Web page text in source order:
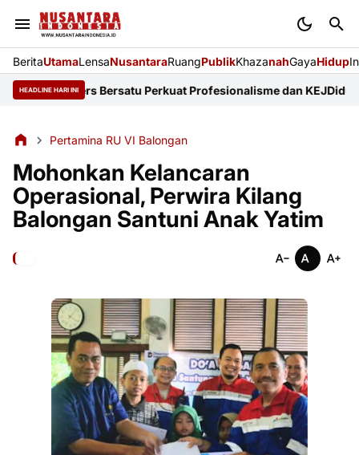
BeritaUtamaLensaNusantaraRuangPublikKhazanahGayaHidup
HEADLINE HARI INI
Pers Bersatu Perkuat Profesionalisme dan KEJDiduga Sunat
Pertamina RU VI Balongan
Mohonkan Kelancaran
Operasional, Perwira Kilang
Balongan Santuni Anak Yatim